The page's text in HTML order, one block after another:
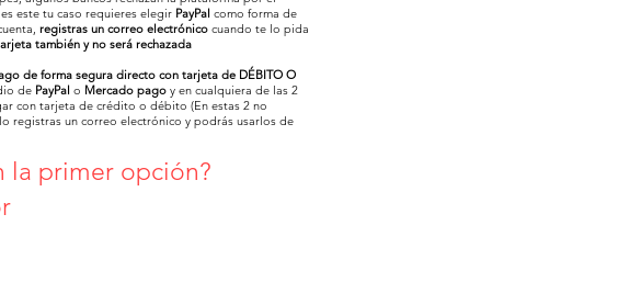
este tu caso requieres elegir PayPal como forma de
registras un correo electrónico cuando te lo pida
también y no será rechazada
de forma segura directo con tarjeta de DÉBITO O
de PayPal o Mercado pago y en cualquiera de las 2
con tarjeta de crédito o débito (En estas 2 no
registras un correo electrónico y podrás usarlos de
la primer opción?